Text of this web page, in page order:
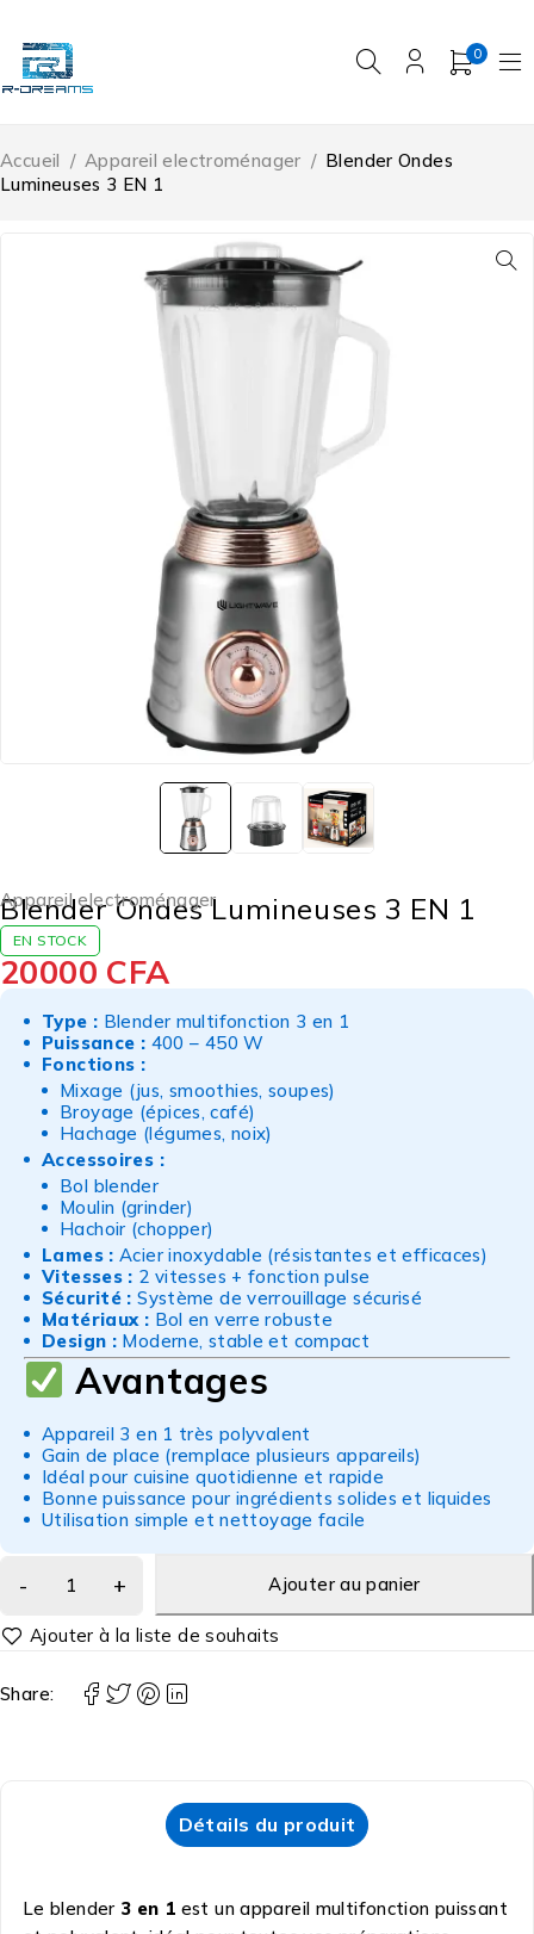
0
Accueil / Appareil electroménager / Blender Ondes
Lumineuses 3 EN 1
Appareil electroménager
Blender Ondes Lumineuses 3 EN 1
EN STOCK
20000 CFA
Type : Blender multifonction 3 en 1
Puissance : 400 – 450 W
Fonctions :
Mixage (jus, smoothies, soupes)
Broyage (épices, café)
Hachage (légumes, noix)
Accessoires :
Bol blender
Moulin (grinder)
Hachoir (chopper)
Lames : Acier inoxydable (résistantes et efficaces)
Vitesses : 2 vitesses + fonction pulse
Sécurité : Système de verrouillage sécurisé
Matériaux : Bol en verre robuste
Design : Moderne, stable et compact
Avantages
Appareil 3 en 1 très polyvalent
Gain de place (remplace plusieurs appareils)
Idéal pour cuisine quotidienne et rapide
Bonne puissance pour ingrédients solides et liquides
Utilisation simple et nettoyage facile
Ajouter au panier
Share:
Détails du produit
Le blender 3 en 1 est un appareil multifonction puissant